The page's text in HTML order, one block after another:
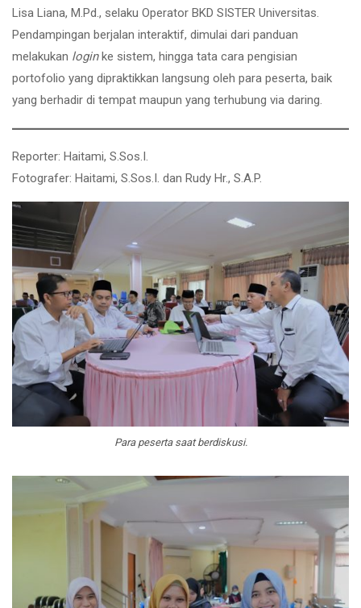
Lisa Liana, M.Pd., selaku Operator BKD SISTER Universitas.
Pendampingan berjalan interaktif, dimulai dari panduan
melakukan loginke sistem, hingga tata cara pengisian
portofolio yang dipraktikkan langsung oleh para peserta, baik
yang berhadir di tempat maupun yang terhubung via daring.
Reporter: Haitami, S.Sos.I.
Fotografer: Haitami, S.Sos.I. dan Rudy Hr., S.A.P.
Para peserta saat berdiskusi.